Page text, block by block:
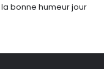
bonne humeur jour